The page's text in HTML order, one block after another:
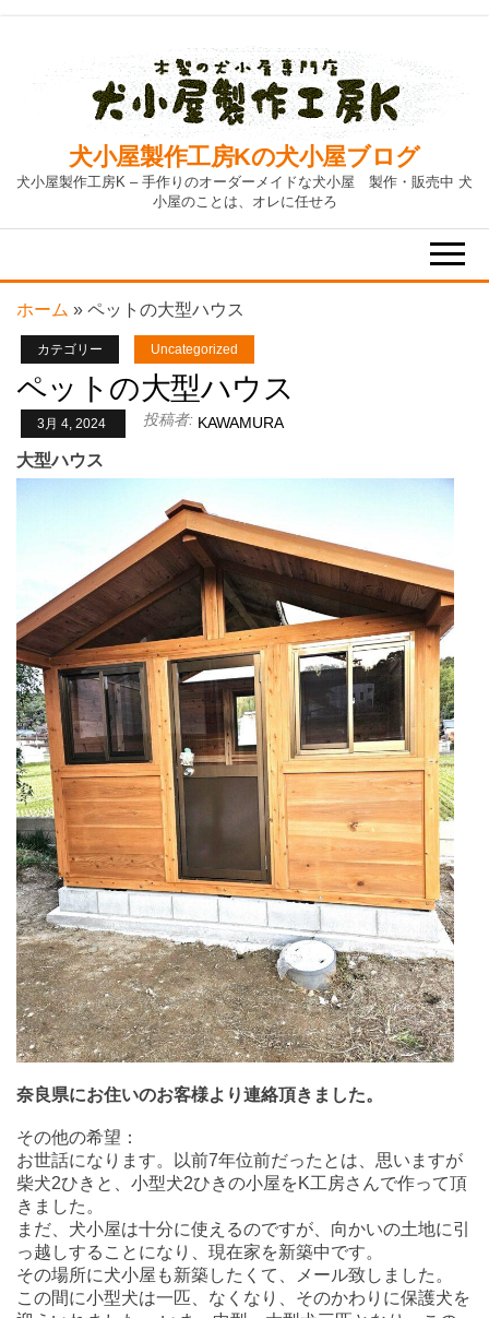
content
犬小屋製作工房Kの犬小屋ブログ
犬小屋製作工房K – 手作りのオーダーメイドな犬小屋 製作・販売中 犬
小屋のことは、オレに任せろ
ホーム » ペットの大型ハウス
カテゴリー Uncategorized
ペットの大型ハウス
3月 4, 2024 投稿者: KAWAMURA
大型ハウス
奈良県にお住いのお客様より連絡頂きました。
その他の希望：
お世話になります。以前7年位前だったとは、思いますが
柴犬2ひきと、小型犬2ひきの小屋をK工房さんで作って頂
きました。
まだ、犬小屋は十分に使えるのですが、向かいの土地に引
っ越しすることになり、現在家を新築中です。
その場所に犬小屋も新築したくて、メール致しました。
この間に小型犬は一匹、なくなり、そのかわりに保護犬を